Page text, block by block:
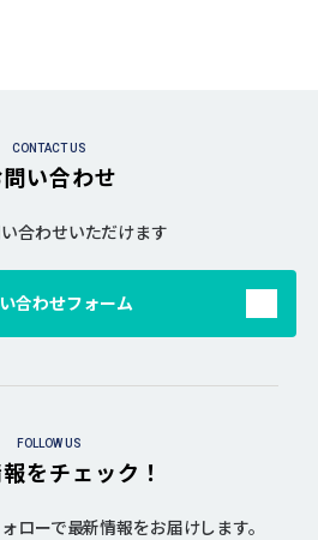
CONTACT US
い合わせ
合わせいただけます
合わせフォーム
FOLLOW US
をチェック！
ローで最新情報をお届けします。